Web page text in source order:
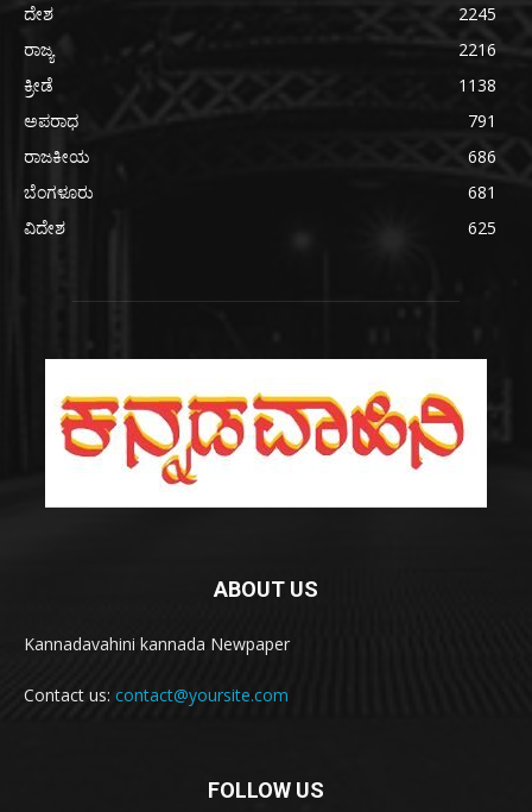
ದೇಶ
2245
ರಾಜ್ಯ
2216
ಕ್ರೀಡೆ
1138
ಅಪರಾಧ
791
ರಾಜಕೀಯ
686
ಬೆಂಗಳೂರು
681
ವಿದೇಶ
625
ABOUT US
Kannadavahini kannada Newpaper
Contact us: contact@yoursite.com
FOLLOW US